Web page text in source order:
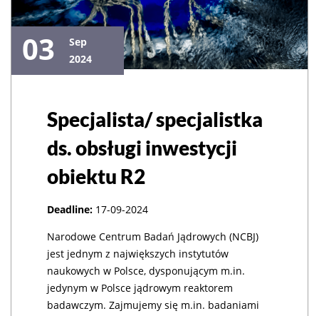
03
Sep
2024
Specjalista/ specjalistka
ds. obsługi inwestycji
obiektu R2
Deadline: 17-09-2024
Narodowe Centrum Badań Jądrowych (NCBJ)
jest jednym z największych instytutów
naukowych w Polsce, dysponującym m.in.
jedynym w Polsce jądrowym reaktorem
badawczym. Zajmujemy się m.in. badaniami